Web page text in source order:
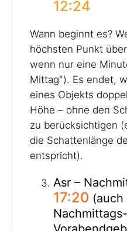
12:24
Wann beginnt es?
höchsten Punkt
wenn nur eine
Mittag"). Es endet,
eines Objekts
Höhe – ohne den
zu berücksichtigen
die Schattenlänge
entspricht).
Asr –
17:20